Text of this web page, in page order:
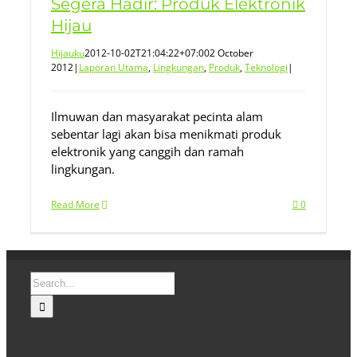
Segera Hadir: Produk Elektronik
Hijau
Hijauku2012-10-02T21:04:22+07:002 October
2012| Laporan Utama, Lingkungan, Produk,Teknologi|
Ilmuwan dan masyarakat pecinta alam
sebentar lagi akan bisa menikmati produk
elektronik yang canggih dan ramah
lingkungan.
Read More 0
Search
for: